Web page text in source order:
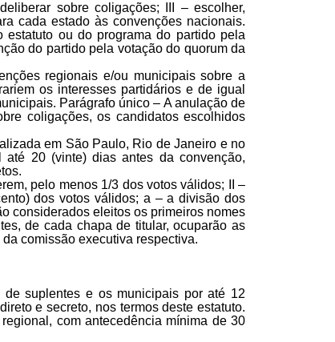
sobre coligações; III – escolher,
cada estado às convenções nacionais.
estatuto ou do programa do partido pela
do partido pela votação do quorum da
regionais e/ou municipais sobre a
os interesses partidários e de igual
Parágrafo único – A anulação de
coligações, os candidatos escolhidos
em São Paulo, Rio de Janeiro e no
20 (vinte) dias antes da convenção,
pelo menos 1/3 dos votos válidos; II –
dos votos válidos; a – a divisão dos
considerados eleitos os primeiros nomes
de cada chapa de titular, ocuparão as
comissão executiva respectiva.
suplentes e os municipais por até 12
e secreto, nos termos deste estatuto.
com antecedência mínima de 30